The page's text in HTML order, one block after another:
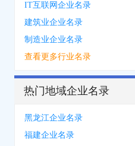
IT互联网企业名录
建筑业企业名录
制造业企业名录
查看更多行业名录
热门地域企业名录
黑龙江企业名录
福建企业名录